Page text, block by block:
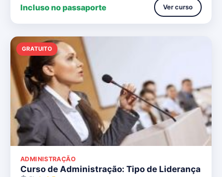
Incluso no passaporte Ver curso
GRATUITO
ADMINISTRAÇÃO
Curso de Administração: Tipo de Liderança